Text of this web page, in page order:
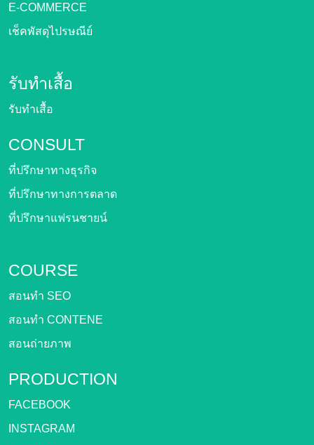
E-COMMERCE
เช็คพัสดุไปรษณีย์
รับทำเสื้อ
รับทำเสื้อ
CONSULT
ที่ปรึกษาทางธุรกิจ
ที่ปรึกษาทางการตลาด
ที่ปรึกษาแฟรนชายน์
COURSE
สอนทำ SEO
สอนทำ CONTENE
สอนถ่ายภาพ
PRODUCTION
FACEBOOK
INSTAGRAM